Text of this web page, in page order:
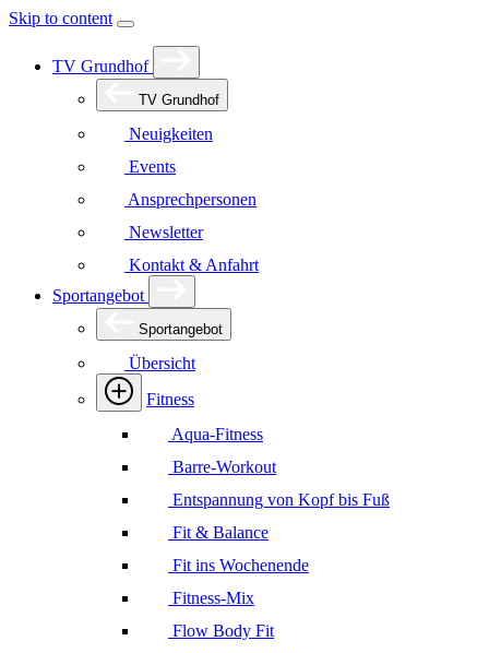
Skip to content
TV Grundhof
TV Grundhof
Neuigkeiten
Events
Ansprechpersonen
Newsletter
Kontakt & Anfahrt
Sportangebot
Sportangebot
Übersicht
Fitness
Aqua-Fitness
Barre-Workout
Entspannung von Kopf bis Fuß
Fit & Balance
Fit ins Wochenende
Fitness-Mix
Flow Body Fit